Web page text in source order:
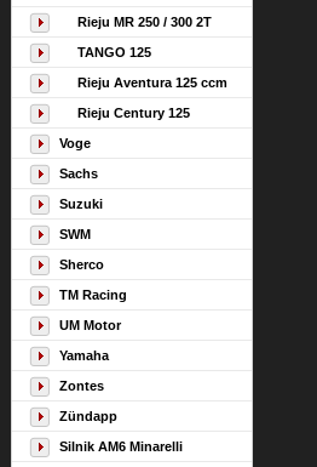
Rieju MR 250 / 300 2T
TANGO 125
Rieju Aventura 125 ccm
Rieju Century 125
Voge
Sachs
Suzuki
SWM
Sherco
TM Racing
UM Motor
Yamaha
Zontes
Zündapp
Silnik AM6 Minarelli